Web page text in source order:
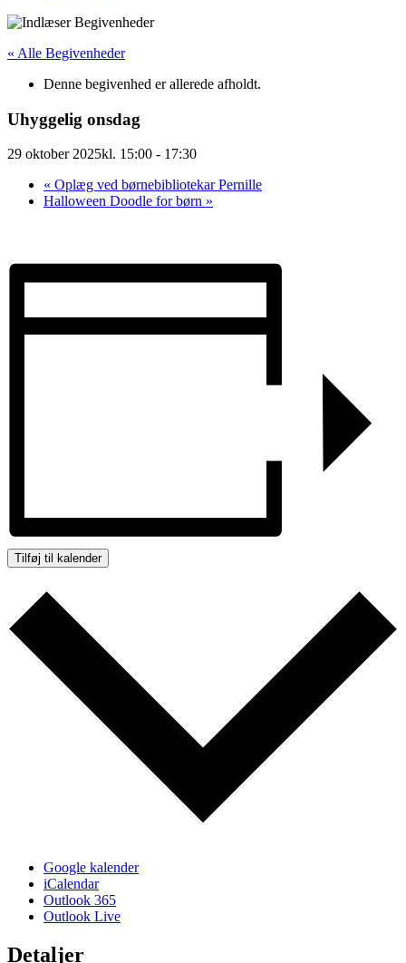
« Alle Begivenheder
Denne begivenhed er allerede afholdt.
Uhyggelig onsdag
29 oktober 2025kl. 15:00 - 17:30
« Oplæg ved børnebibliotekar Pernille
Halloween Doodle for børn »
Tilføj til kalender
Google kalender
iCalendar
Outlook 365
Outlook Live
Detaljer